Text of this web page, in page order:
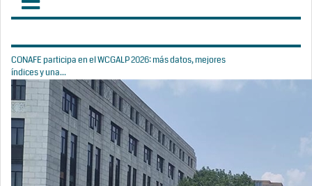
CONAFE participa en el WCGALP 2026: más datos, mejores
índices y una...